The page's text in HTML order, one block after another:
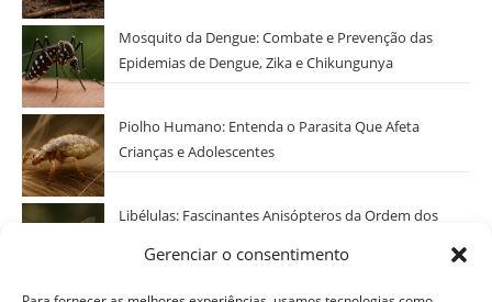
Gerenciar o consentimento
Mosquito da Dengue: Combate e Prevenção das
Epidemias de Dengue, Zika e Chikungunya
Piolho Humano: Entenda o Parasita Que Afeta
Crianças e Adolescentes
Libélulas: Fascinantes Anisópteros da Ordem dos
Categorias